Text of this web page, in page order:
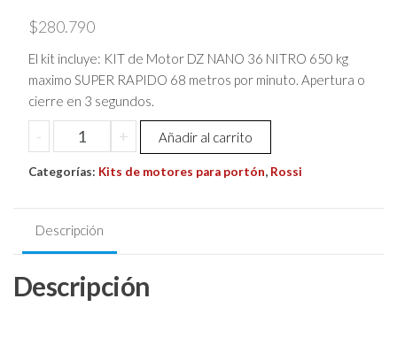
$280.790
El kit incluye: KIT de Motor DZ NANO 36 NITRO 650 kg
maximo SUPER RAPIDO 68 metros por minuto. Apertura o
cierre en 3 segundos.
-
De
Motor
Antiportonazo
Ultra
Rapido
Nitro
+ Añadir al carrito
Categorías: Kits de motores para portón, Rossi
Descripción
Descripción